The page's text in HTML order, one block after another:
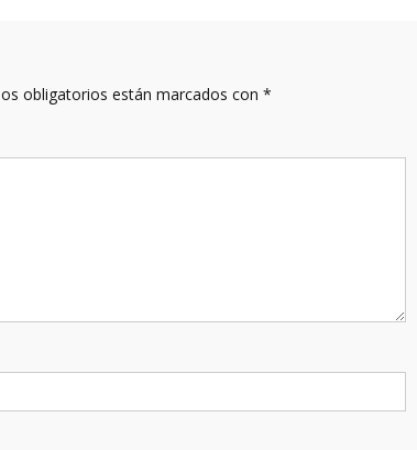
obligatorios están marcados con *